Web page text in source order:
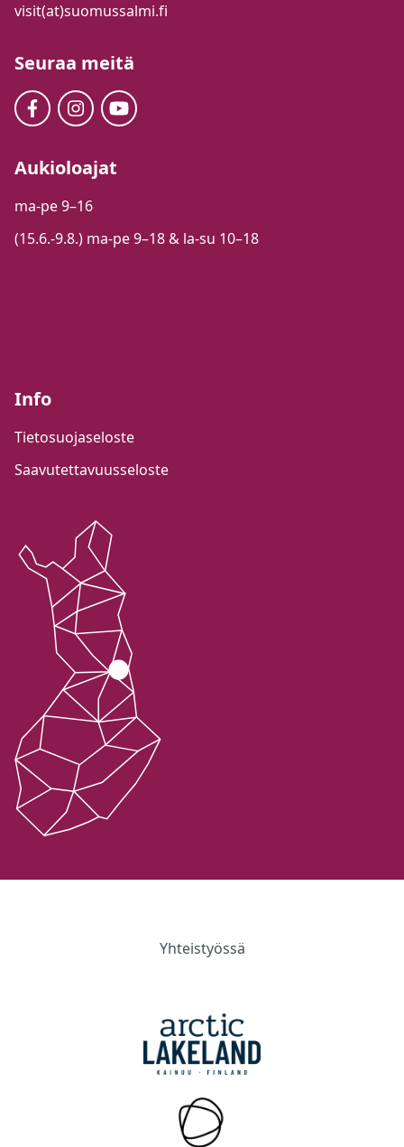
visit(at)suomussalmi.fi
Seuraa meitä
Aukioloajat
ma-pe 9–16
(15.6.-9.8.) ma-pe 9–18 & la-su 10–18
Info
Tietosuojaseloste
Saavutettavuusseloste
Yhteistyössä